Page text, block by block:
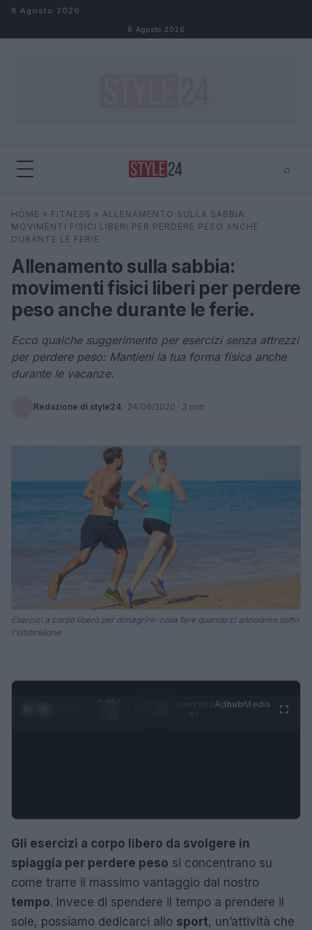
Salta al contenuto
8 Agosto 2026
8 Agosto 2026
⌕
Cerca
HOME » FITNESS » ALLENAMENTO SULLA SABBIA:
MOVIMENTI FISICI LIBERI PER PERDERE PESO ANCHE
DURANTE LE FERIE
Allenamento sulla sabbia:
movimenti fisici liberi per perdere
peso anche durante le ferie.
Ecco qualche suggerimento per esercizi senza attrezzi
per perdere peso: Mantieni la tua forma fisica anche
durante le vacanze.
Redazione di style24 · 24/06/2020 · 3 min
Esercizi a corpo libero per dimagrire: cosa fare quando ci annoiamo sotto
l'ombrellone
0:28 /
AdhubMedia
Gli esercizi a corpo libero da svolgere in
spiaggia per perdere peso si concentrano su
come trarre il massimo vantaggio dal nostro
tempo. Invece di spendere il tempo a prendere il
sole, possiamo dedicarci allo sport, un’attività che